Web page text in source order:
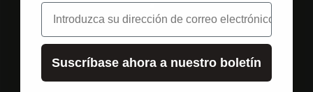
Ir al elemento 1
Ir al elemento 2
Ir al elemento 3
Valoraciones de los clientes
correo electrónico
Suscríbase ahora a nuestro boletín